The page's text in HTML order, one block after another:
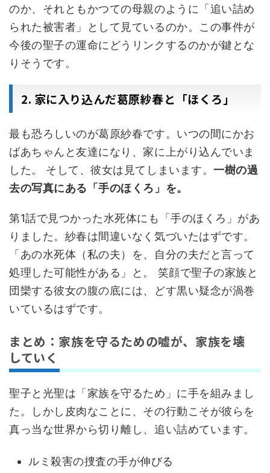
のか、それともかつての母親のように「追い詰め
られた被害者」として見ているのか。この事件が
今後の聖子の運命にどうリンクするのかが鍵とな
りそうです。
2. 家に入り込んだ葛原紗春と「ほくろ」
最も恐ろしいのが葛原紗春です。いつの間にかお
ばあちゃんと友達になり、家に上がり込んでいま
した。 そして、彼女は見てしまいます。一樹の過
去の写真にある「手のほくろ」を。
第1話で見つかった水死体にも「手のほくろ」があ
りました。紗春は間違いなく気づいたはずです。
「あの水死体（私の夫）を、自分の夫だと言って
処理した可能性がある」と。 笑顔で聖子の家族と
団欒する彼女の腹の底には、どす黒い疑念が渦巻
いているはずです。
まとめ：家族を守るための嘘が、家族を壊
していく
聖子と光聖は「家族を守るため」に手を組みまし
た。しかし皮肉なことに、その行動こそが彼らを
真っ当な世界から切り離し、追い詰めています。
ルミ殺害の捜査の手が伸びる